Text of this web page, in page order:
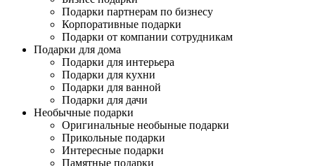
Подарки партнерам по бизнесу
Корпоративные подарки
Подарки от компании сотрудникам
Подарки для дома
Подарки для интерьера
Подарки для кухни
Подарки для ванной
Подарки для дачи
Необычные подарки
Оригинальные необыные подарки
Прикольные подарки
Интересные подарки
Памятные подарки